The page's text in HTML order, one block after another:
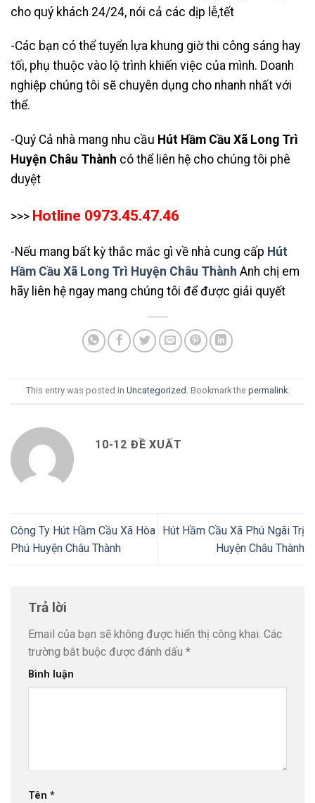
cho quý khách 24/24, nói cả các dịp lễ,tết
-Các bạn có thể tuyển lựa khung giờ thi công sáng hay
tối, phụ thuộc vào lộ trình khiến việc của mình. Doanh
nghiệp chúng tôi sẽ chuyên dụng cho nhanh nhất với
thể.
-Quý Cả nhà mang nhu cầu Hút Hầm Cầu Xã Long Trì
Huyện Châu Thành có thể liên hệ cho chúng tôi phê
duyệt
>>> Hotline 0973.45.47.46
-Nếu mang bất kỳ thắc mắc gì về nhà cung cấp Hút
Hầm Cầu Xã Long Trì Huyện Châu Thành Anh chị em
hãy liên hệ ngay mang chúng tôi để được giải quyết
This entry was posted in Uncategorized . Bookmark the permalink.
10-12 ĐỀ XUẤT
Công Ty Hút Hầm Cầu Xã Hòa
Phú Huyện Châu Thành
Hút Hầm Cầu Xã Phú Ngãi Trị
Huyện Châu Thành
Trả lời
Email của bạn sẽ không được hiển thị công khai. Các
trường bắt buộc được đánh dấu *
Bình luận
Tên *